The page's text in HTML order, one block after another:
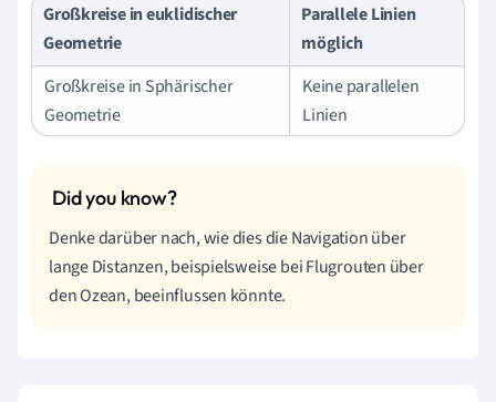
Großkreise in euklidischer
Geometrie
Parallele Linien
möglich
Großkreise in Sphärischer
Geometrie
Keine parallelen
Linien
Denke darüber nach, wie dies die Navigation über
lange Distanzen, beispielsweise bei Flugrouten über
den Ozean, beeinflussen könnte.